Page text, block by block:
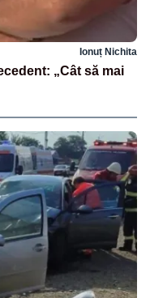
Ionuț Nichita
„Cât să mai